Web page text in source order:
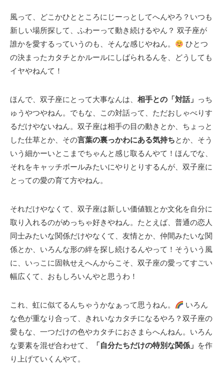
風って、どこかひとところにじーっとしてへんやろ？いつも
新しい場所探して、ふわーって動き続けるやん？ 双子座が
誰かを愛するっていうのも、そんな感じやねん。
ひとつ
の決まったカタチとかルールにしばられるんを、どうしても
イヤやねんて！
ほんで、双子座にとって大事なんは、 相手との「対話」 っち
ゅうやつやねん。でもな、この対話って、ただおしゃべりす
るだけやないねん。双子座は相手の目の動きとか、ちょっと
した仕草とか、その言葉の裏っかわにある気持ちとか、そう
いう細かーいとこまでちゃんと感じ取るんやて！ほんでな、
それをキャッチボールみたいにやりとりするんが、双子座に
とっての愛の育て方やねん。
それだけやなくて、双子座は新しい価値観とか文化を自分に
取り入れるのがめっちゃ好きやねん。たとえば、普通の恋人
同士みたいな関係だけやなくて、友情とか、仲間みたいな関
係とか、いろんな形の絆を探し続けるんやって！そういう風
に、いっこに固執せえへんからこそ、双子座の愛ってすごい
幅広くて、おもしろいんやと思うわ！
これ、虹に似てるんちゃうかなぁって思うねん。
いろん
な色が重なり合って、きれいなカタチになるやろ？双子座の
愛もな、一つだけの色やカタチにおさまらへんねん。いろん
な要素を混ぜ合わせて、
「自分たちだけの特別な関係」 を作
り上げていくんやて。